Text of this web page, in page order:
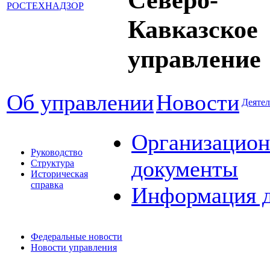
Кавказское
управление
Об управленииНовости
Руководство
Структура
Историческая
справка
документы
Информация
Федеральные новости
Новости управления